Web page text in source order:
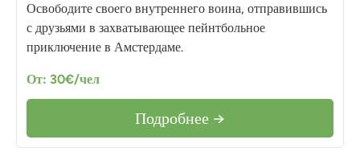
Освободите своего внутреннего воина, отправившись
с друзьями в захватывающее пейнтбольное
приключение в Амстердаме.
От: 30€/чел
Подробнее →